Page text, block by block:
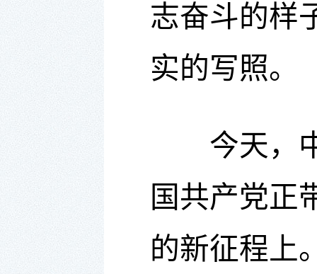
志奋斗的样
实的写照。
今天，中
国共产党正
的新征程上